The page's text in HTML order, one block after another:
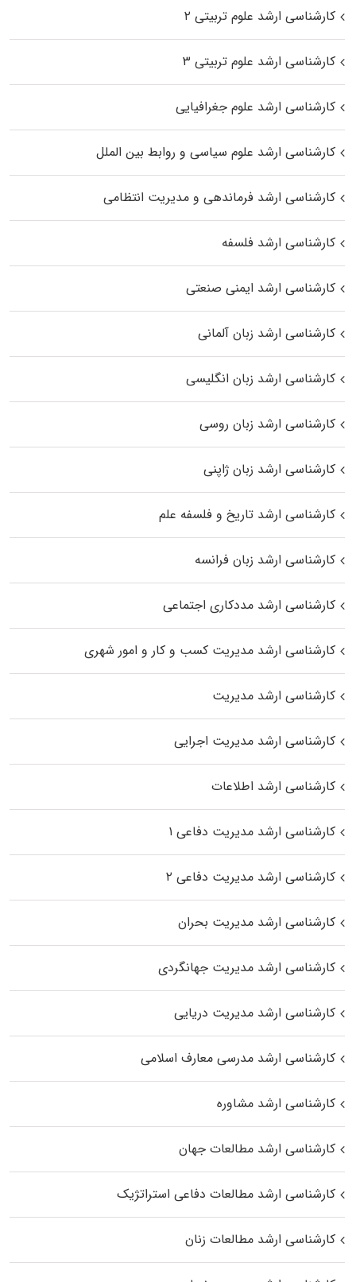
کارشناسی ارشد علوم تربیتی ۲
کارشناسی ارشد علوم تربیتی ۳
کارشناسی ارشد علوم جغرافیایی
کارشناسی ارشد علوم سیاسی و روابط بین الملل
کارشناسی ارشد فرماندهی و مدیریت انتظامی
کارشناسی ارشد فلسفه
کارشناسی ارشد ایمنی صنعتی
کارشناسی ارشد زبان آلمانی
کارشناسی ارشد زبان انگلیسی
کارشناسی ارشد زبان روسی
کارشناسی ارشد زبان ژاپنی
کارشناسی ارشد تاریخ و فلسفه علم
کارشناسی ارشد زبان فرانسه
کارشناسی ارشد مددکاری اجتماعی
کارشناسی ارشد مدیریت کسب و کار و امور شهری
کارشناسی ارشد مدیریت
کارشناسی ارشد مدیریت اجرایی
کارشناسی ارشد اطلاعات
کارشناسی ارشد مدیریت دفاعی ۱
کارشناسی ارشد مدیریت دفاعی ۲
کارشناسی ارشد مدیریت بحران
کارشناسی ارشد مدیریت جهانگردی
کارشناسی ارشد مدیریت دریایی
کارشناسی ارشد مدرسی معارف اسلامی
کارشناسی ارشد مشاوره
کارشناسی ارشد مطالعات جهان
کارشناسی ارشد مطالعات دفاعی استراتژیک
کارشناسی ارشد مطالعات زنان